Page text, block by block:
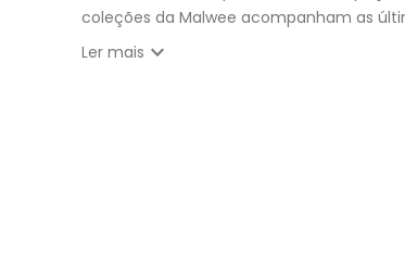
coleções da Malwee acompanham as
Ler mais expand_more